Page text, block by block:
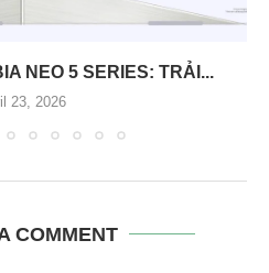
NEO 5 SERIES: TRẢI...
23, 2026
COMMENT